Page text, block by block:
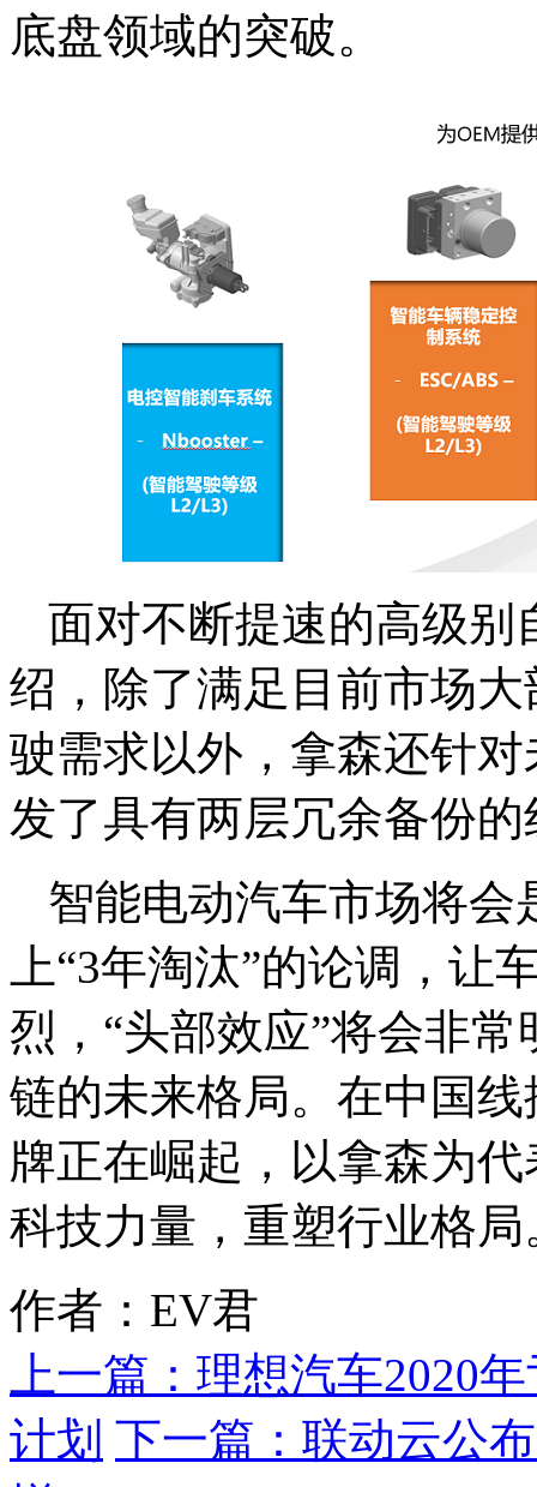
底盘领域的突破。
面对不断提速的高级别
绍，除了满足目前市场
驶需求以外，拿森还针
发了具有两层冗余备份
智能电动汽车市场将会
上“3年淘汰”的论调，让
烈，“头部效应”将会非
链的未来格局。在中国
牌正在崛起，以拿森为
科技力量，重塑行业格局
作者：EV君
上一篇： 理想汽车2020
计划 下一篇： 联动云公